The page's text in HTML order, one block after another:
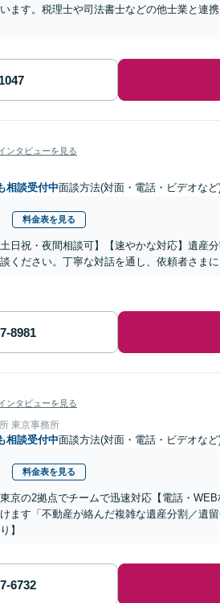
ます。税理士や司法書士などの他士業と連
ンタビューを見る
相談受付中面談方法(対面・電話・ビデオな
料金表を見る
土日祝・夜間相談可】【速やかな対応】遺産
ください。丁寧な対話を通し、依頼者さま
ンタビューを見る
東京事務所
相談受付中面談方法(対面・電話・ビデオな
料金表を見る
東京の2拠点でチームで迅速対応【電話・
ます「不動産が絡んだ複雑な遺産分割／遺
】